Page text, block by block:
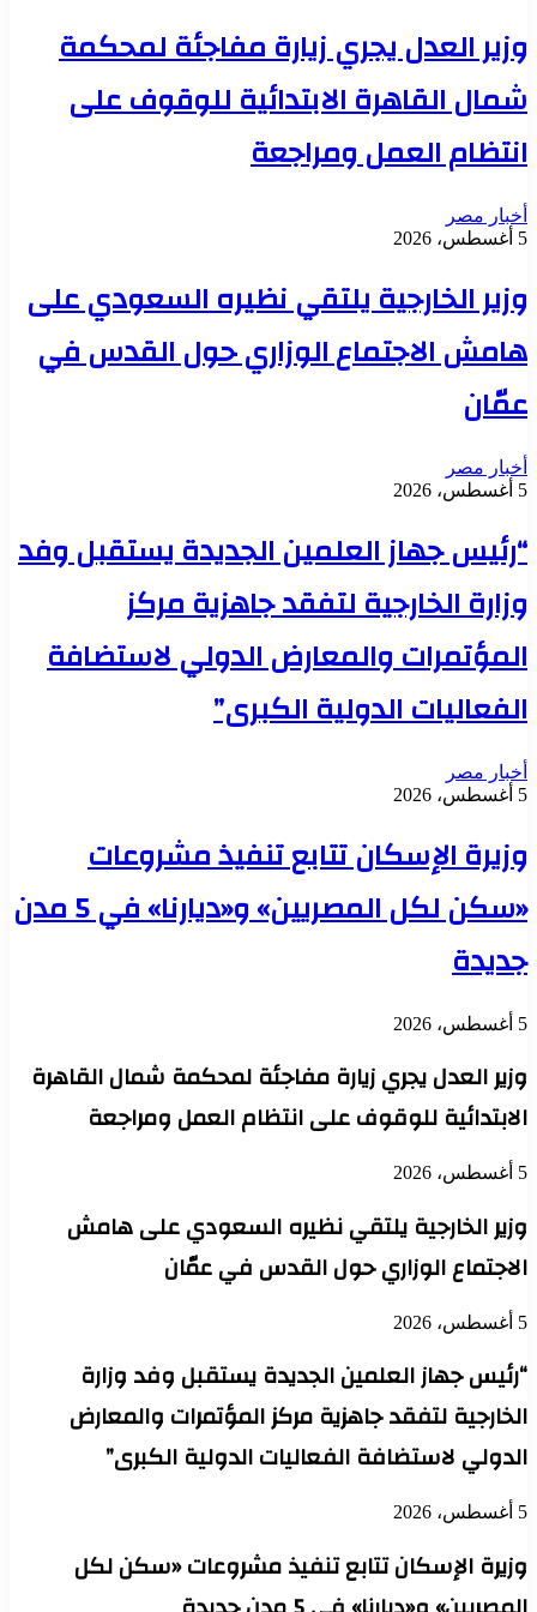
وزير العدل يجري زيارة مفاجئة لمحكمة
شمال القاهرة الابتدائية للوقوف على
انتظام العمل ومراجعة
أخبار مصر
5 أغسطس، 2026
وزير الخارجية يلتقي نظيره السعودي على
هامش الاجتماع الوزاري حول القدس في
عمّان
أخبار مصر
5 أغسطس، 2026
“رئيس جهاز العلمين الجديدة يستقبل وفد
وزارة الخارجية لتفقد جاهزية مركز
المؤتمرات والمعارض الدولي لاستضافة
الفعاليات الدولية الكبرى”
أخبار مصر
5 أغسطس، 2026
وزيرة الإسكان تتابع تنفيذ مشروعات
«سكن لكل المصريين» و«ديارنا» في 5 مدن
جديدة
5 أغسطس، 2026
وزير العدل يجري زيارة مفاجئة لمحكمة شمال القاهرة
الابتدائية للوقوف على انتظام العمل ومراجعة
5 أغسطس، 2026
وزير الخارجية يلتقي نظيره السعودي على هامش
الاجتماع الوزاري حول القدس في عمّان
5 أغسطس، 2026
“رئيس جهاز العلمين الجديدة يستقبل وفد وزارة
الخارجية لتفقد جاهزية مركز المؤتمرات والمعارض
الدولي لاستضافة الفعاليات الدولية الكبرى”
5 أغسطس، 2026
وزيرة الإسكان تتابع تنفيذ مشروعات «سكن لكل